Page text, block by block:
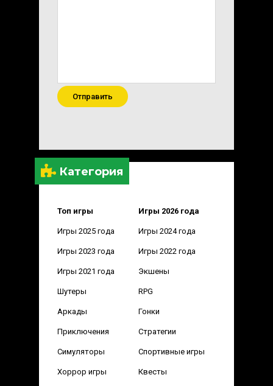
Категория
Топ игры Игры 2026 года
Игры 2025 года Игры 2024 года
Игры 2023 года Игры 2022 года
Игры 2021 года Экшены
Шутеры RPG
Аркады Гонки
Приключения Стратегии
Симуляторы Спортивные игры
Хоррор игры Квесты
Отправить